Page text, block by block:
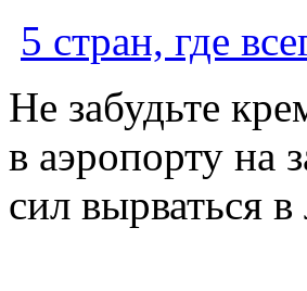
5 стран, где
Не забудьте
в аэропорту на
сил вырваться в